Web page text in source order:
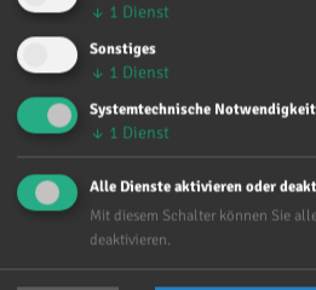
So funktioniert es:
Bitte vereinbaren Sie
01.512 52 21 und geben Sie
bekannt.
Sie erhalten einen Link per E-
Zum vereinbarten
Link und Sie können per
↓ 1 Dienst
Sonstiges
↓ 1 Dienst
Systemtechnische Notwendigkeit
↓ 1 Dienst
Alle Dienste aktivieren oder
Mit diesem Schalter können Sie
deaktivieren.